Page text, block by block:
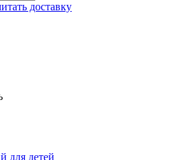
доставку
для детей